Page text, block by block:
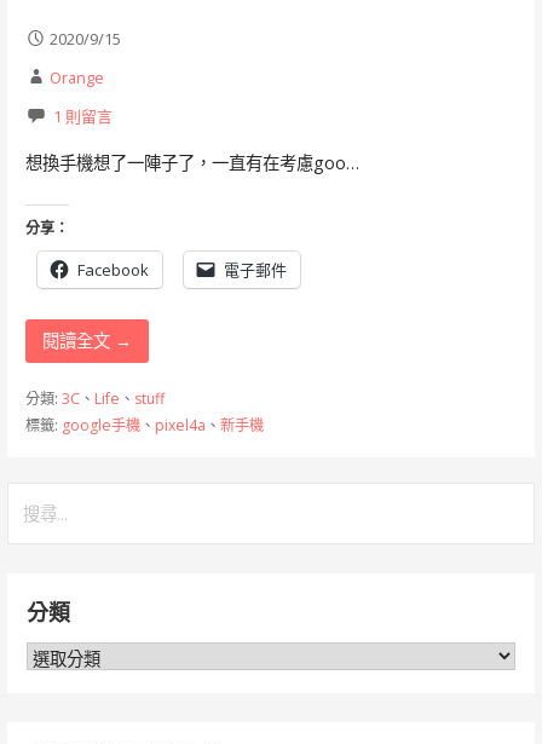
2020/9/15
Orange
1 則留言
想換手機想了一陣子了，一直有在考慮goo…
分享：
Facebook 電子郵件
閱讀全文 →
分類: 3C、 Life 、 stuff
標籤: google手機、 pixel4a 、 新手機
字:分類
分